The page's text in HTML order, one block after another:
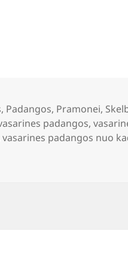
, Padangos, Pramonei,
padangos,
vasarines padangos nuo